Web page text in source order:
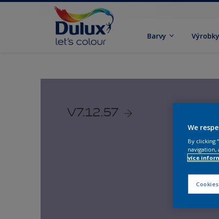
Barvy
V7.12.57
We
By clicking
navigation,
více